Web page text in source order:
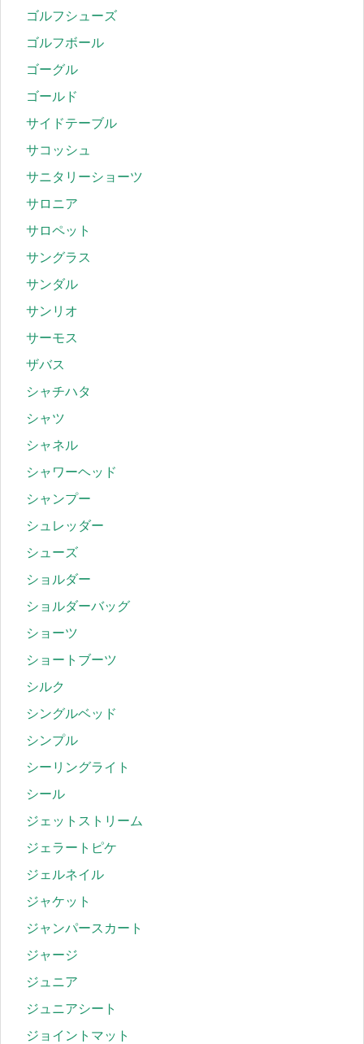
ゴルフシューズ
ゴルフボール
ゴーグル
ゴールド
サイドテーブル
サコッシュ
サニタリーショーツ
サロニア
サロペット
サングラス
サンダル
サンリオ
サーモス
ザバス
シャチハタ
シャツ
シャネル
シャワーヘッド
シャンプー
シュレッダー
シューズ
ショルダー
ショルダーバッグ
ショーツ
ショートブーツ
シルク
シングルベッド
シンプル
シーリングライト
シール
ジェットストリーム
ジェラートピケ
ジェルネイル
ジャケット
ジャンパースカート
ジャージ
ジュニア
ジュニアシート
ジョイントマット